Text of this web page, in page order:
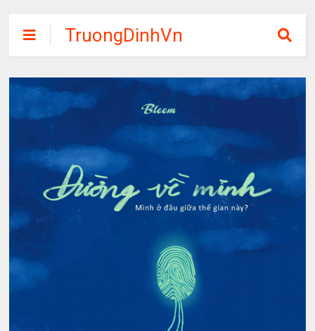
TruongDinhVn
Chia sẽ ebook,
các khóa học,
phần mềm học
tập miễn phí